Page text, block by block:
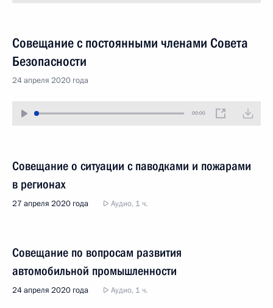
Совещание с постоянными членами Совета
Безопасности
24 апреля 2020 года
00:00
Совещание о ситуации с паводками и пожарами
в регионах
27 апреля 2020 года Аудио, 1 ч.
Совещание по вопросам развития
автомобильной промышленности
24 апреля 2020 года Аудио, 1 ч.